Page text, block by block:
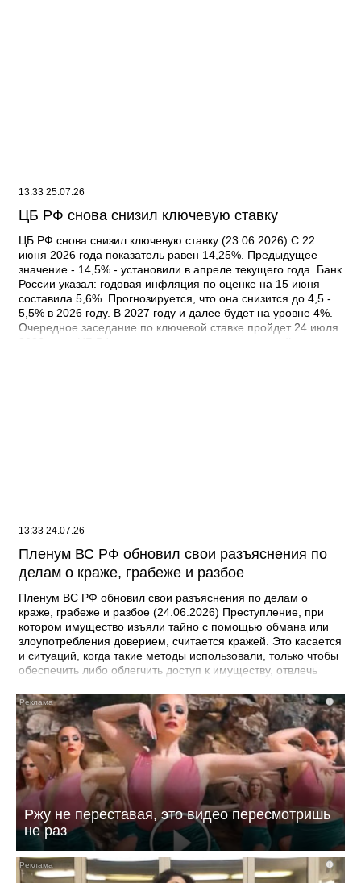
постановке на учет (снятии с учета) по месту нахождения
недвижимости или транспорта; - дату последней сдачи
отчетности в инспекцию; - дату начала применения УСН
российской организацией, дату из заявления ИП о начале
(окончании) применения УСН, в т.ч. патента. Приказ
вступит в силу 16 июля 2026 года. Документ: Приказ ФНС
России от 15.05.2026 N ЕД-1-14/315@
13:33 25.07.26
ЦБ РФ снова снизил ключевую ставку
ЦБ РФ снова снизил ключевую ставку (23.06.2026) С 22
июня 2026 года показатель равен 14,25%. Предыдущее
значение - 14,5% - установили в апреле текущего года. Банк
России указал: годовая инфляция по оценке на 15 июня
составила 5,6%. Прогнозируется, что она снизится до 4,5 -
5,5% в 2026 году. В 2027 году и далее будет на уровне 4%.
Очередное заседание по ключевой ставке пройдет 24 июля
13:33 24.07.26
Пленум ВС РФ обновил свои разъяснения по
делам о краже, грабеже и разбое
Пленум ВС РФ обновил свои разъяснения по делам о
краже, грабеже и разбое (24.06.2026) Преступление, при
котором имущество изъяли тайно с помощью обмана или
злоупотребления доверием, считается кражей. Это касается
и ситуаций, когда такие методы использовали, только чтобы
обеспечить либо облегчить доступ к имуществу, отвлечь
изымали несколькими списаниями с общим умыслом на
хищение, то это единая продолжаемая кража. Речь идет о
ее совершении, например, организованной группой или в
особо крупном размере с учетом общей суммы изъятого
имущества. Предметами хищения могут быть в том числе
цифровые рубли и права, а также бездокументарные
ценные бумаги. Документ: Постановление Пленума ВС РФ
от 16.06.2026 N 19
i
Ржу не переставая, это видео пересмотришь
не раз
i